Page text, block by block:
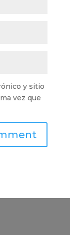
y sitio
vez que